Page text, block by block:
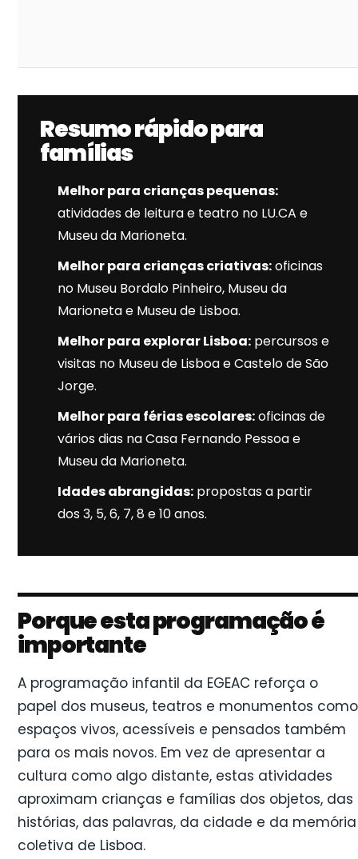
Resumo rápido para
famílias
Melhor para crianças pequenas:
atividades de leitura e teatro no LU.CA e
Museu da Marioneta.
Melhor para crianças criativas:oficinas
no Museu Bordalo Pinheiro, Museu da
Marioneta e Museu de Lisboa.
Melhor para explorar Lisboa: percursos e
visitas no Museu de Lisboa e Castelo de São
Jorge.
Melhor para férias escolares:oficinas de
vários dias na Casa Fernando Pessoa e
Museu da Marioneta.
Idades abrangidas: propostas a partir
dos 3, 5, 6, 7, 8 e 10 anos.
Porque esta programação é
importante
A programação infantil da EGEAC reforça o
papel dos museus, teatros e monumentos como
espaços vivos, acessíveis e pensados também
para os mais novos. Em vez de apresentar a
cultura como algo distante, estas atividades
aproximam crianças e famílias dos objetos, das
histórias, das palavras, da cidade e da memória
coletiva de Lisboa.